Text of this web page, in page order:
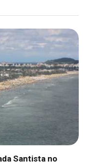
Santista no